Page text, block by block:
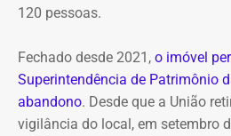
120 pessoas.
Fechado desde 2021, o imóvel
Superintendência de Patrimônio
abandono. Desde que a União
vigilância do local, em setembro